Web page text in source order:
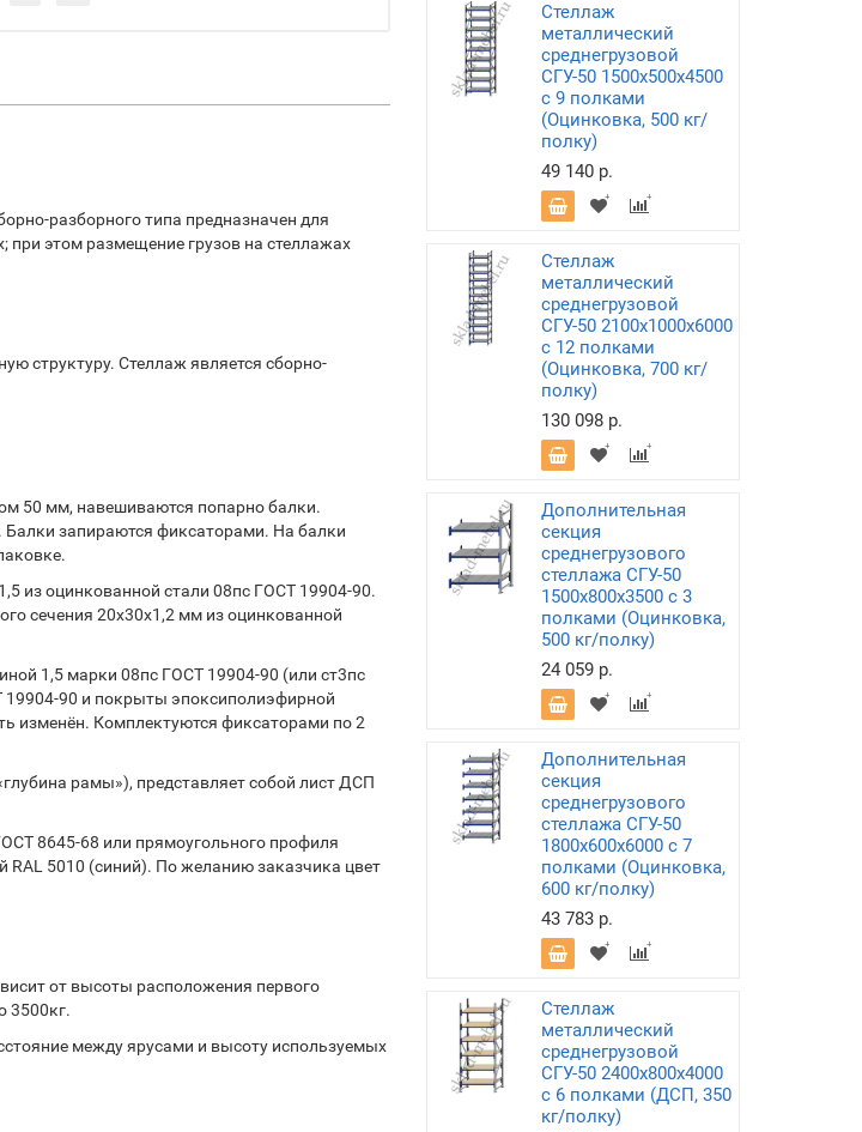
разборного типа предназначен для
этом размещение грузов на стеллажах
структуру. Стеллаж является сборно-
50 мм, навешиваются попарно балки.
запираются фиксаторами. На балки
из оцинкованной стали 08пс ГОСТ 19904-90.
сечения 20х30х1,2 мм из оцинкованной
1,5 марки 08пс ГОСТ 19904-90 (или ст3пс
90 и покрыты эпоксиполиэфирной
изменён. Комплектуются фиксаторами по 2
рамы»), представляет собой лист ДСП
8645-68 или прямоугольного профиля
5010 (синий). По желанию заказчика цвет
от высоты расположения первого
3500кг.
между ярусами и высоту используемых
Стеллаж
металлический
среднегрузовой
СГУ-50 1500х500х4500
с 9 полками
(Оцинковка, 500 кг/
полку)
49 140 р.
Стеллаж
металлический
среднегрузовой
СГУ-50 2100х1000х6000
с 12 полками
(Оцинковка, 700 кг/
полку)
130 098 р.
Дополнительная
секция
среднегрузового
стеллажа СГУ-50
1500х800х3500 с 3
полками (Оцинковка,
500 кг/полку)
24 059 р.
Дополнительная
секция
среднегрузового
стеллажа СГУ-50
1800х600х6000 с 7
полками (Оцинковка,
600 кг/полку)
43 783 р.
Стеллаж
металлический
среднегрузовой
СГУ-50 2400х800х4000
с 6 полками (ДСП, 350
кг/полку)